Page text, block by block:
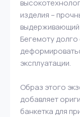
изделия –
выдерживающий
Бегемоту долго
эксплуатации.
Образ этого
добавляет
банкетка для